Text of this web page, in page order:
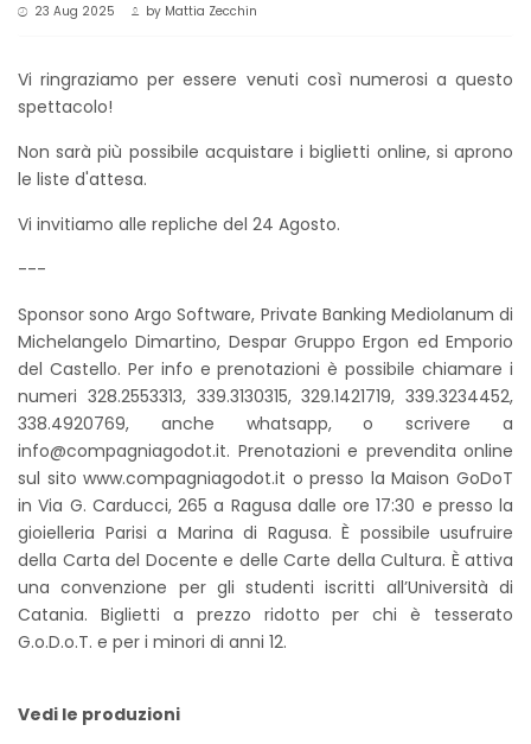
23 Aug 2025 by Mattia Zecchin
Vi ringraziamo per essere venuti così numerosi a questo
spettacolo!
Non sarà più possibile acquistare i biglietti online, si aprono
le liste d'attesa.
Vi invitiamo alle repliche del 24 Agosto.
---
Sponsor sono Argo Software, Private Banking Mediolanum di
Michelangelo Dimartino, Despar Gruppo Ergon ed Emporio
del Castello. Per info e prenotazioni è possibile chiamare i
numeri 328.2553313, 339.3130315, 329.1421719, 339.3234452,
338.4920769, anche whatsapp, o scrivere a
info@compagniagodot.it. Prenotazioni e prevendita online
sul sito www.compagniagodot.it o presso la Maison GoDoT
in Via G. Carducci, 265 a Ragusa dalle ore 17:30 e presso la
gioielleria Parisi a Marina di Ragusa. È possibile usufruire
della Carta del Docente e delle Carte della Cultura. È attiva
una convenzione per gli studenti iscritti all’Università di
Catania. Biglietti a prezzo ridotto per chi è tesserato
G.o.D.o.T. e per i minori di anni 12.
Vedi le produzioni